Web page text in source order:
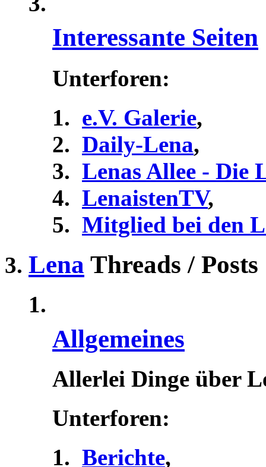
Interessante Seiten
Unterforen:
e.V. Galerie,
Daily-Lena,
Lenas Allee - Die
LenaistenTV,
Mitglied bei den
Lena Threads / Posts
Allgemeines
Allerlei Dinge über
Unterforen:
Berichte,